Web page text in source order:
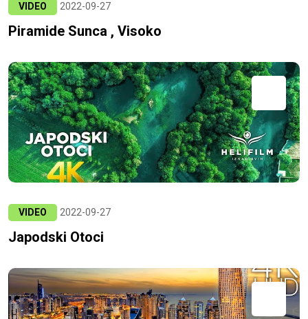
VIDEO 2022-09-27
Piramide Sunca , Visoko
VIDEO 2022-09-27
Japodski Otoci